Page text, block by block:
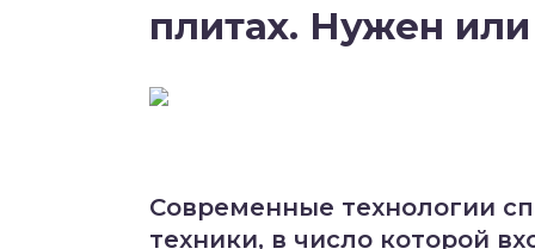
плитах. Нужен или
Современные технологии
техники, в число которой